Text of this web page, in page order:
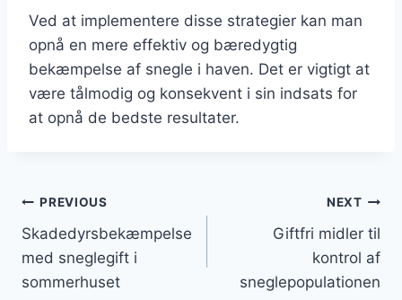
Ved at implementere disse strategier kan man
opnå en mere effektiv og bæredygtig
bekæmpelse af snegle i haven. Det er vigtigt at
være tålmodig og konsekvent i sin indsats for
at opnå de bedste resultater.
Indlægsnavigation
PREVIOUS
Skadedyrsbekæmpelse
med sneglegift i
sommerhuset
NEXT
Giftfri midler til
kontrol af
sneglepopulationen